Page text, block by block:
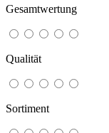
Gesamtwertung
Qualität
Sortiment